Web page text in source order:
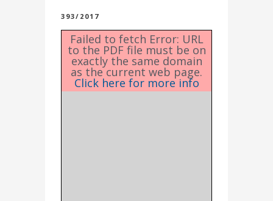
393/2017
Failed to fetch Error: URL
to the PDF file must be on
exactly the same domain
as the current web page.
Click here for more info